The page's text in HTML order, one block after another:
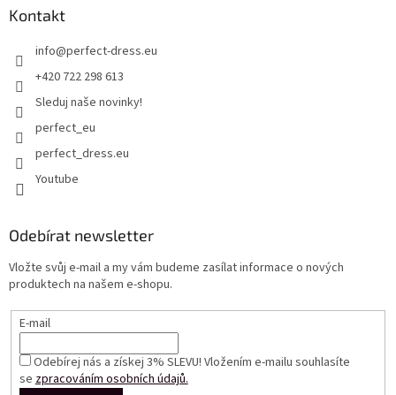
Kontakt
info@perfect-dress.eu
+420 722 298 613
Sleduj naše novinky!
perfect_eu
perfect_dress.eu
Youtube
Odebírat newsletter
Vložte svůj e-mail a my vám budeme zasílat informace o nových
produktech na našem e-shopu.
E-mail
Odebírej nás a získej 3% SLEVU! Vložením e-mailu souhlasíte
sezpracováním osobních údajů.